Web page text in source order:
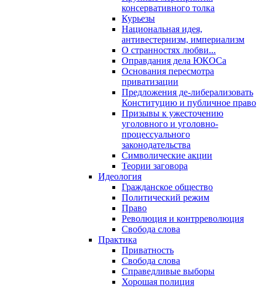
консервативного толка
Курьезы
Национальная идея,
антивестернизм, империализм
О странностях любви...
Оправдания дела ЮКОСа
Основания пересмотра
приватизации
Предложения де-либерализовать
Конституцию и публичное право
Призывы к ужесточению
уголовного и уголовно-
процессуального
законодательства
Символические акции
Теории заговора
Идеология
Гражданское общество
Политический режим
Право
Революция и контрреволюция
Свобода слова
Практика
Приватность
Свобода слова
Справедливые выборы
Хорошая полиция